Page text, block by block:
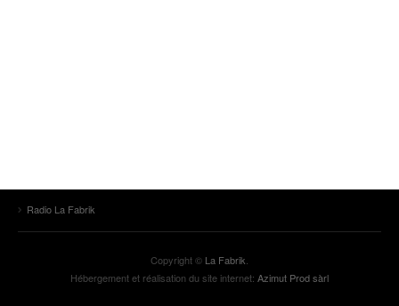
Radio La Fabrik
Copyright © La Fabrik
Hébergement et réalisation du site internet: Azimut Prod sàrl